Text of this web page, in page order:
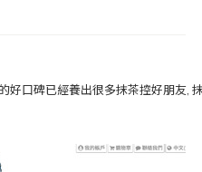
口碑已經養出很多抹茶控好朋友,